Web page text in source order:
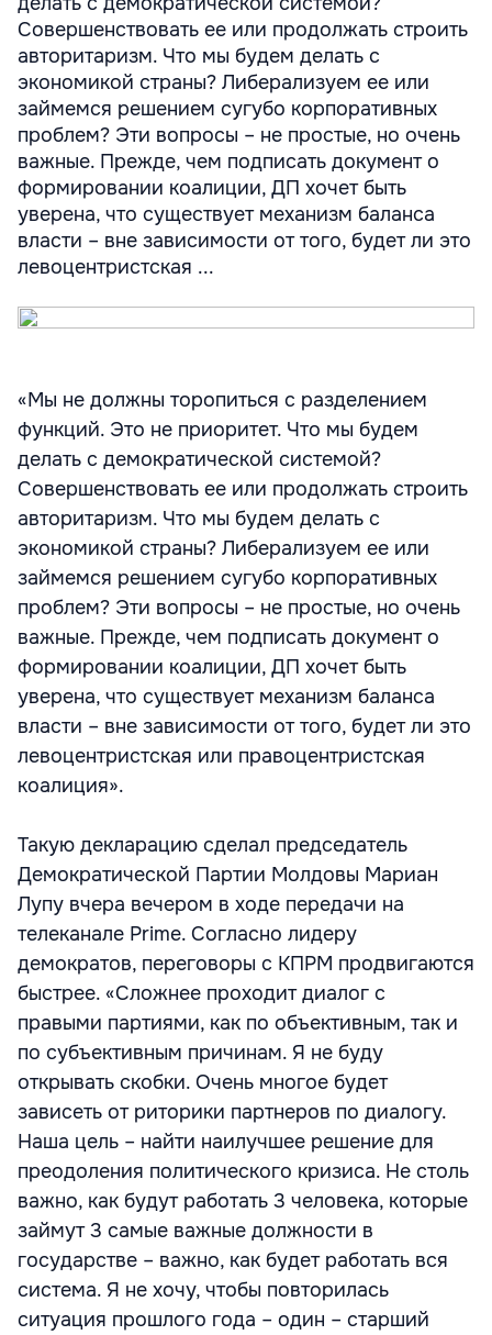
Совершенствовать ее или продолжать строить
авторитаризм. Что мы будем делать с
экономикой страны? Либерализуем ее или
займемся решением сугубо корпоративных
проблем? Эти вопросы – не простые, но очень
важные. Прежде, чем подписать документ о
формировании коалиции, ДП хочет быть
уверена, что существует механизм баланса
власти – вне зависимости от того, будет ли это
левоцентристская ...
«Мы не должны торопиться с разделением
функций. Это не приоритет. Что мы будем
делать с демократической системой?
Совершенствовать ее или продолжать строить
авторитаризм. Что мы будем делать с
экономикой страны? Либерализуем ее или
займемся решением сугубо корпоративных
проблем? Эти вопросы – не простые, но очень
важные. Прежде, чем подписать документ о
формировании коалиции, ДП хочет быть
уверена, что существует механизм баланса
власти – вне зависимости от того, будет ли это
левоцентристская или правоцентристская
коалиция».
Такую декларацию сделал председатель
Демократической Партии Молдовы Мариан
Лупу вчера вечером в ходе передачи на
телеканале Prime. Согласно лидеру
демократов, переговоры с КПРМ продвигаются
быстрее. «Сложнее проходит диалог с
правыми партиями, как по объективным, так и
по субъективным причинам. Я не буду
открывать скобки. Очень многое будет
зависеть от риторики партнеров по диалогу.
Наша цель – найти наилучшее решение для
преодоления политического кризиса. Не столь
важно, как будут работать 3 человека, которые
займут 3 самые важные должности в
государстве – важно, как будет работать вся
система. Я не хочу, чтобы повторилась
ситуация прошлого года – один – старший